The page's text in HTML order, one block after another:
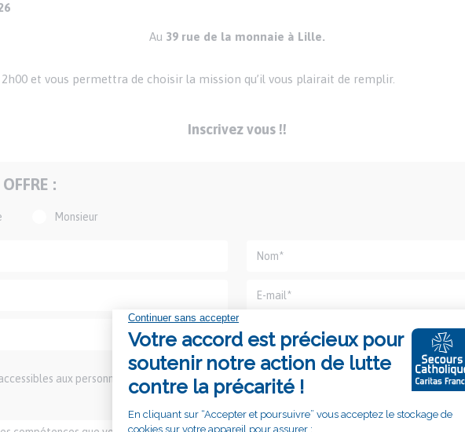
Au 39 rue de la monnaie à Lille.
et vous permettra de choisir la mission qu’il vous plairait de remplir.
Inscrivez vous !!
:
Monsieur
aux personnes à mobilité réduite